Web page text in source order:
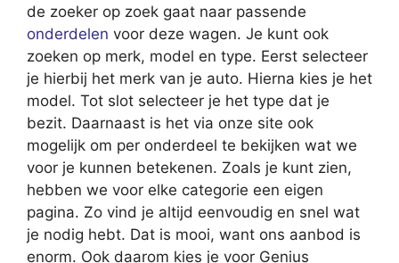
de zoeker op zoek gaat naar passende
onderdelen voor deze wagen. Je kunt ook
zoeken op merk, model en type. Eerst selecteer
je hierbij het merk van je auto. Hierna kies je het
model. Tot slot selecteer je het type dat je
bezit. Daarnaast is het via onze site ook
mogelijk om per onderdeel te bekijken wat we
voor je kunnen betekenen. Zoals je kunt zien,
hebben we voor elke categorie een eigen
pagina. Zo vind je altijd eenvoudig en snel wat
je nodig hebt. Dat is mooi, want ons aanbod is
enorm. Ook daarom kies je voor Genius